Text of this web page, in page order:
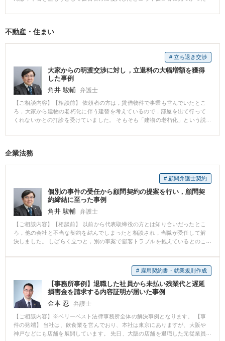
た。 担当弁護士らは、関連する現場などにも足を運び、事件を注意深く分析
検討した上で、最終的には担当検察官に対し、不起訴を求める終局処分意見
書を提出しました。 Aさんはその翌々日、不起訴釈放となりました。 ■解決の
ポイント 担当弁護士らがAさんと時間をかけて何度も話をし、弁護方針や取
調べ対応について面密に打合せができたことが、事件の早期解決につながり
ました。
聴取を受けました。そして，Aさんは，起訴されました。 ■相談～解決の流れ
の弁護士を通じて，被害者との示談を試み，被害者へ謝罪の意思を伝えまし
深く反省していること示し，更生施設に通って二度と再犯をしないことを誓
いました。また，Aさんの家族も今後Aさんを監督していくことを誓いまし
た。そうして，執行猶予付き判決を得ることができました。 ■解決のポイン
ト 被害者への謝罪が遅れたため，示談を成立させることはできませんでした
が，裁判所に対して，被害者との示談交渉の過程を示し，Aさんが被害回復に
向けた努力をしていたことを示したことが，執行猶予付きの判決に繋がった
のだと思います。
不動産・住まい
# 立ち退き交渉
大家からの明渡交渉に対し，立退料の大幅増額を獲得
した事例
角井 駿輔 弁護士
【ご相談内容】【相談前】 依頼者の方は，賃借物件で事業も営んでいたとこ
ろ，大家から建物の老朽化に伴う建替を考えているので，部屋を出て行って
くれないかとの打診を受けていました。 そもそも「建物の老朽化」という説
大変重要だったので，多方面にわたる交渉を希望されていました。 【相談
ること」「立退料として転居費用や会社の変更登記費用を含めた適正な金額
立することができました。 【弁護士からのコメント】 実生活では，大家より
も借主側が弱い立場に置かれていることが多いかと思いますが，法律上は借
主に手厚い保護がなされています。 法的な結論を踏まえた強気な交渉を続け
たことで，依頼者の方の希望を実現することができました。
企業法務
# 顧問弁護士契約
個別の事件の受任から顧問契約の提案を行い，顧問契
約締結に至った事例
角井 駿輔 弁護士
【ご相談内容】【相談前】 以前から代表取締役の方とは知り合いだったとこ
ろ，他の会社と不当な契約を結んでしまったと相談され，当職が受任して解
決しました。 しばらく立つと，別の事案で顧客トラブルを抱えているとのこ
いないとのことだったので，当職が用意している顧問契約プランを複数提示
した上で，実際に顧問契約を結ぶことになりました。 【相談後】 顧問契約締
結後に発生した事案では，当職が本社に伺って相談に乗ったり，担当者の方
とメールで迅速なやり取りをしたりしたことにより，スピーディーな解決を
することができました。 また，顧問契約を締結している場合は，個別的な事
案の弁護士費用が割引になりますので，顧問先の企業におかれてもご満足い
ただけました。 【弁護士からのコメント】 企業活動を行っていく上で大なり
小なりトラブルはつきものです。 その度に弁護士に相談に行くのは，忙しい
経営者の皆様には時間的にも費用的にも負担が大きいかと思います。 ぜひ
「保険」のつもりで弁護士との顧問契約の締結をご検討いただければと思い
# 雇用契約書・就業規則作成
【事務所事例】退職した社員から未払い残業代と遅延
損害金を請求する内容証明が届いた事例
金本 忍
弁護士
【ご相談内容】※ベリーベスト法律事務所全体の解決事例となります。 【事
件の発端】 当社は、飲食業を営んでおり、本社は東京にありますが、大阪や
神戸などにも店舗を展開しています。 先日、大阪の店舗を退職した元従業員